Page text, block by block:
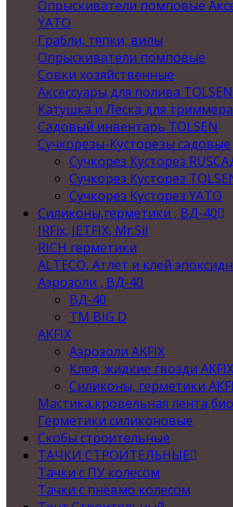
Опрыскиватели помповые
YATO
Грабли, тяпки, вилы
Опрыскиватели помповые
Совки хозяйственные
Аксессуары для полива TOLSEN
Катушка и Леска для триммера
Садовый инвентарь TOLSEN
Сучкорезы-Кусторезы садовые
Сучкорез Кусторез
Сучкорез Кусторез
Сучкорез Кусторез YATO
Силиконы,герметики , ВД-40
IRFix, JETFIX, Mr.Sil
RICH герметики
ALTECO, Атлет и клей
Аэрозоли , ВД-40
ВД-40
TM BIG D
AKFIX
Аэрозоли AKFIX
Клея, жидкие гвозди AKFIX
Силиконы, герметики
Мастика,кровельная
Герметики силиконовые
Скобы строительные
ТАЧКИ СТРОИТЕЛЬНЫЕ
Тачки с ПУ колесом
Тачки с пневмо колесом